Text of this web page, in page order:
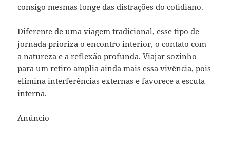
consigo mesmas longe das distrações do cotidiano.
Diferente de uma viagem tradicional, esse tipo de
jornada prioriza o encontro interior, o contato com
a natureza e a reflexão profunda. Viajar sozinho
para um retiro amplia ainda mais essa vivência, pois
elimina interferências externas e favorece a escuta
interna.
Anúncio